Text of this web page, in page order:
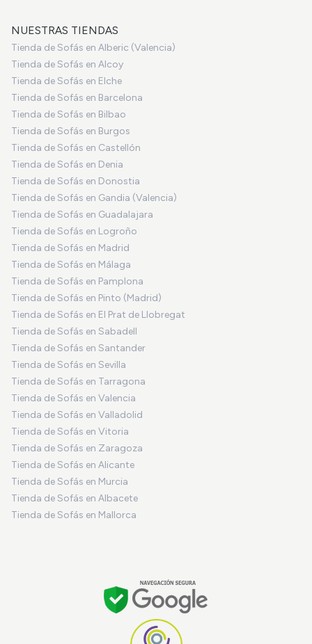
NUESTRAS TIENDAS
Tienda de Sofás en Alberic (Valencia)
Tienda de Sofás en Alcoy
Tienda de Sofás en Elche
Tienda de Sofás en Barcelona
Tienda de Sofás en Bilbao
Tienda de Sofás en Burgos
Tienda de Sofás en Castellón
Tienda de Sofás en Denia
Tienda de Sofás en Donostia
Tienda de Sofás en Gandia (Valencia)
Tienda de Sofás en Guadalajara
Tienda de Sofás en Logroño
Tienda de Sofás en Madrid
Tienda de Sofás en Málaga
Tienda de Sofás en Pamplona
Tienda de Sofás en Pinto (Madrid)
Tienda de Sofás en El Prat de Llobregat
Tienda de Sofás en Sabadell
Tienda de Sofás en Santander
Tienda de Sofás en Sevilla
Tienda de Sofás en Tarragona
Tienda de Sofás en Valencia
Tienda de Sofás en Valladolid
Tienda de Sofás en Vitoria
Tienda de Sofás en Zaragoza
Tienda de Sofás en Alicante
Tienda de Sofás en Murcia
Tienda de Sofás en Albacete
Tienda de Sofás en Mallorca